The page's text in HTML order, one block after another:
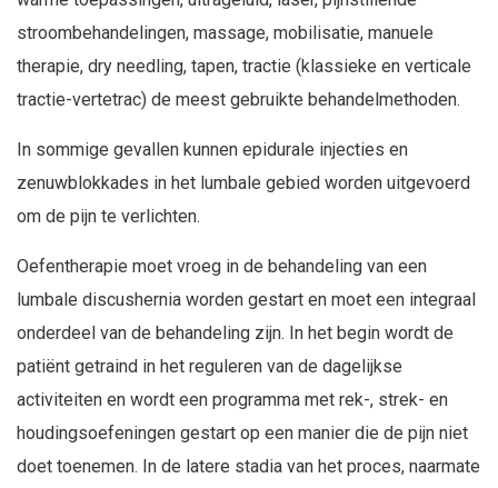
stroombehandelingen, massage, mobilisatie, manuele
therapie, dry needling, tapen, tractie (klassieke en verticale
tractie-vertetrac) de meest gebruikte behandelmethoden.
In sommige gevallen kunnen epidurale injecties en
zenuwblokkades in het lumbale gebied worden uitgevoerd
om de pijn te verlichten.
Oefentherapie moet vroeg in de behandeling van een
lumbale discushernia worden gestart en moet een integraal
onderdeel van de behandeling zijn. In het begin wordt de
patiënt getraind in het reguleren van de dagelijkse
activiteiten en wordt een programma met rek-, strek- en
houdingsoefeningen gestart op een manier die de pijn niet
doet toenemen. In de latere stadia van het proces, naarmate